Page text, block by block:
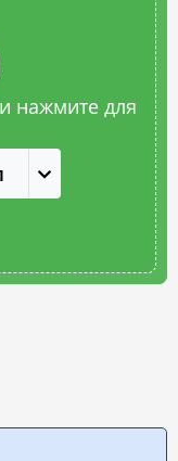
нажмите для